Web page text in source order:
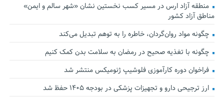
منطقه آزاد ارس در مسیر کسب نخستین نشان «شهر سالم و ایمن»
مناطق آزاد کشور
چگونه مواد روان‌گردان، خاطره را به توهم تبدیل می‌کند
چگونه با تغذیه صحیح در رمضان به سلامت بدن کمک کنیم
فراخوان دوره کارآموزی فلوشیپ ژنومیکس منتشر شد
ارز ترجیحی دارو و تجهیزات پزشکی در بودجه ۱۴۰۵ حفظ شد